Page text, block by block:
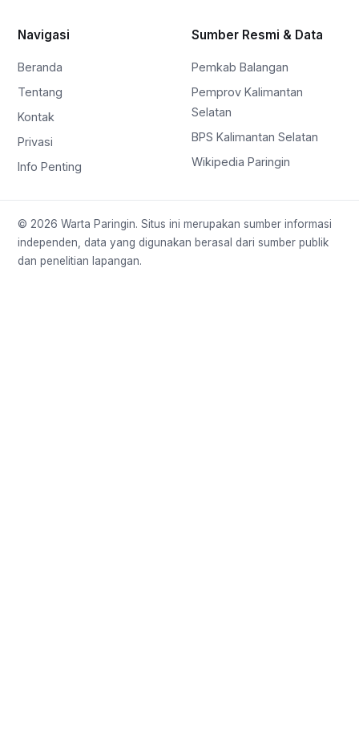
Navigasi
Beranda
Tentang
Kontak
Privasi
Info Penting
Sumber Resmi & Data
Pemkab Balangan
Pemprov Kalimantan
Selatan
BPS Kalimantan Selatan
Wikipedia Paringin
© 2026 Warta Paringin. Situs ini merupakan sumber informasi
independen, data yang digunakan berasal dari sumber publik
dan penelitian lapangan.